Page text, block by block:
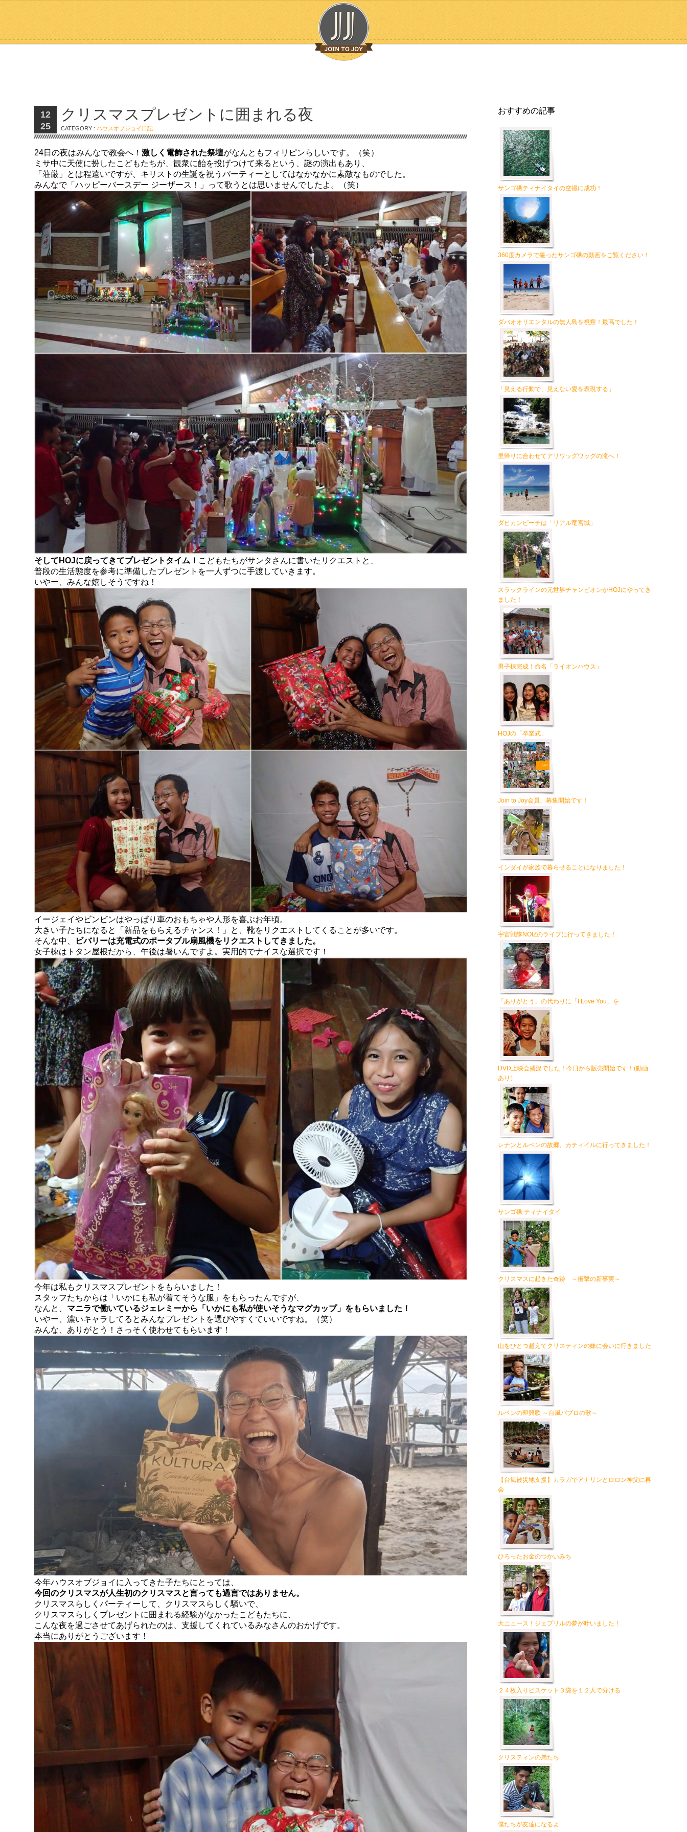
12
25
クリスマスプレゼントに囲まれる夜
CATEGORY :ハウスオブジョイ日記
24日の夜はみんなで教会へ！激しく電飾された祭壇がなんともフィリピンらしいです。（笑）
ミサ中に天使に扮したこどもたちが、観衆に飴を投げつけて来るという、謎の演出もあり、
「荘厳」とは程遠いですが、キリストの生誕を祝うパーティーとしてはなかなかに素敵なものでした。
みんなで「ハッピーバースデー ジーザース！」って歌うとは思いませんでしたよ。（笑）
そしてHOJに戻ってきてプレゼントタイム！ こどもたちがサンタさんに書いたリクエストと、
普段の生活態度を参考に準備したプレゼントを一人ずつに手渡していきます。
いやー、みんな嬉しそうですね！
イージェイやビンビンはやっぱり車のおもちゃや人形を喜ぶお年頃。
大きい子たちになると「新品をもらえるチャンス！」と、靴をリクエストしてくることが多いです。
そんな中、
ビバリーは充電式のポータブル扇風機をリクエストしてきました。
女子棟はトタン屋根だから、午後は暑いんですよ。実用的でナイスな選択です！
今年は私もクリスマスプレゼントをもらいました！
スタッフたちからは「いかにも私が着てそうな服」をもらったんですが、
なんと、 マニラで働いているジェレミーから「いかにも私が使いそうなマグカップ」をもらいました！
いやー、濃いキャラしてるとみんなプレゼントを選びやすくていいですね。（笑）
みんな、ありがとう！さっそく使わせてもらいます！
今年ハウスオブジョイに入ってきた子たちにとっては、
今回のクリスマスが人生初のクリスマスと言っても過言ではありません。
クリスマスらしくパーティーして、クリスマスらしく騒いで、
クリスマスらしくプレゼントに囲まれる経験がなかったこどもたちに、
こんな夜を過ごさせてあげられたのは、支援してくれているみなさんのおかげです。
本当にありがとうございます！
おすすめの記事
サンゴ礁ティナイタイの空撮に成功！
360度カメラで撮ったサンゴ礁の動画をご覧ください！
ダバオオリエンタルの無人島を視察！最高でした！
「見える行動で、見えない愛を表現する」
里帰りに合わせてアリワッグワッグの滝へ！
ダヒカンビーチは「リアル竜宮城」
スラックラインの元世界チャンピオンがHOJにやってき
ました！
男子棟完成！命名「ライオンハウス」
HOJの「卒業式」
Join to Joy会員、募集開始です！
インダイが家族で暮らせることになりました！
宇宙戦隊NOIZのライブに行ってきました！
「ありがとう」の代わりに「I Love You」を
DVD上映会盛況でした！今日から販売開始です！(動画
あり）
レナンとルベンの故郷、カティイルに行ってきました！
サンゴ礁 ティナイタイ
クリスマスに起きた奇跡 ～衝撃の新事実～
山をひとつ越えてクリスティンの妹に会いに行きました
ルベンの即興歌 ～台風パブロの歌～
【台風被災地支援】カラガでアナリンとロロン神父に再
会
ひろったお金のつかいみち
大ニュース！ジェプリルの夢が叶いました！
２４枚入りビスケット３袋を１２人で分ける
クリスティンの弟たち
僕たちが友達になるよ